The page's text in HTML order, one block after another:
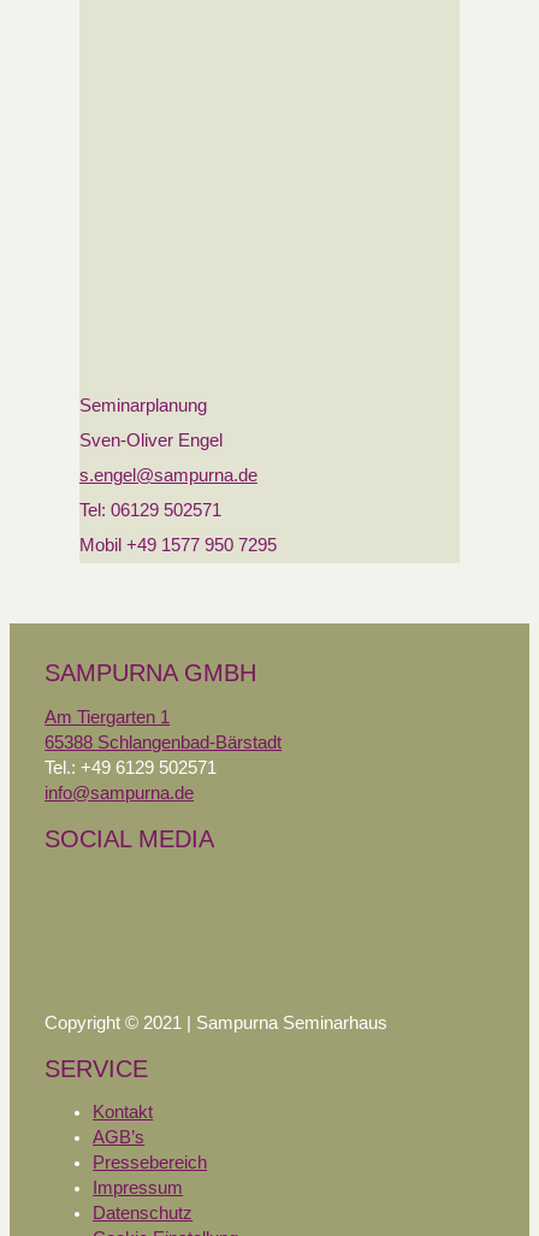
Seminarplanung
Sven-Oliver Engel
s.engel@sampurna.de
Tel: 06129 502571
Mobil +49 1577 950 7295
SAMPURNA GMBH
Am Tiergarten 1
65388 Schlangenbad-Bärstadt
Tel.: +49 6129 502571
info@sampurna.de
SOCIAL MEDIA
Copyright © 2021 | Sampurna Seminarhaus
SERVICE
Kontakt
AGB’s
Pressebereich
Impressum
Datenschutz